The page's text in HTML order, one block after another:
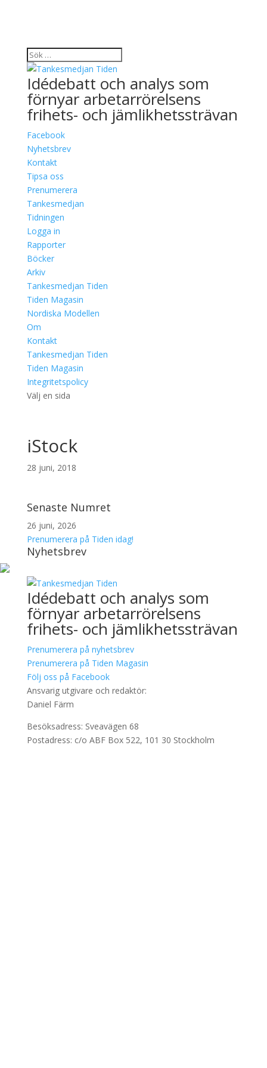
Idédebatt och analys som
förnyar arbetarrörelsens
frihets- och jämlikhetssträvan
Facebook
Nyhetsbrev
Kontakt
Tipsa oss
Prenumerera
Tankesmedjan
Tidningen
Logga in
Rapporter
Böcker
Arkiv
Tankesmedjan Tiden
Tiden Magasin
Nordiska Modellen
Om
Kontakt
Tankesmedjan Tiden
Tiden Magasin
Integritetspolicy
Välj en sida
iStock
28 juni, 2018
Senaste Numret
26 juni, 2026
Prenumerera på Tiden idag!
Nyhetsbrev
Idédebatt och analys som
förnyar arbetarrörelsens
frihets- och jämlikhetssträvan
Prenumerera på nyhetsbrev
Prenumerera på Tiden Magasin
Följ oss på Facebook
Ansvarig utgivare och redaktör:
Daniel Färm
Besöksadress: Sveavägen 68
Postadress: c/o ABF Box 522, 101 30 Stockholm